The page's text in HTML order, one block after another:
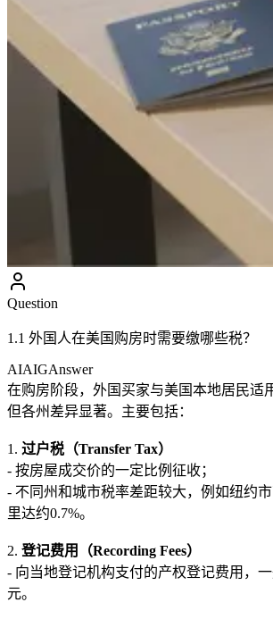
Question
1.1 外国人在美国购房时需要缴哪些税？
AIAIGAnswer
在购房阶段，外国买家与美国本地居民适
但各州差异显著。主要包括：
1. 过户税（Transfer Tax）
- 按房屋成交价的一定比例征收；
- 不同州和城市税率差距较大，例如纽约
里达约0.7%。
2. 登记费用（Recording Fees）
- 向当地登记机构支付的产权登记费用，
元。